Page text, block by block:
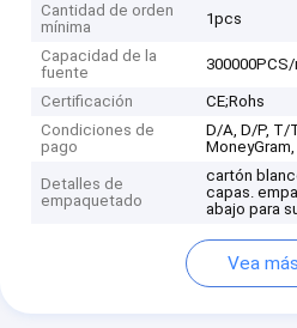
Cantidad de orden
mínima
1pcs
Capacidad de la
fuente
Certificación
CE;Rohs
Condiciones de
pago
D/A, D/P, T/
Detalles de
empaquetado
cartón
capas.
abajo para
Vea más